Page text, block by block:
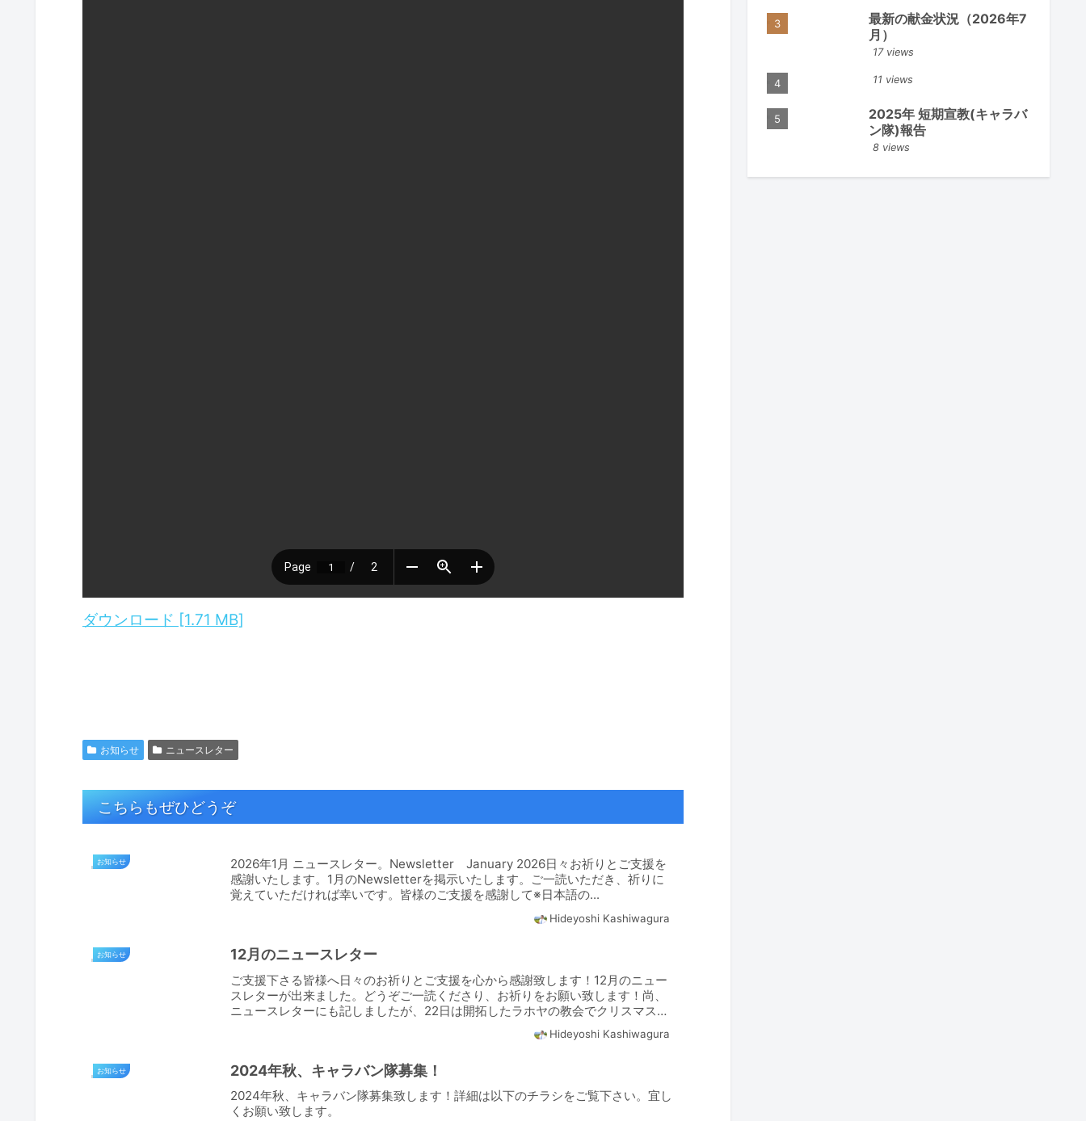
ダウンロード [1.71 MB]
お知らせ ニュースレター
こちらもぜひどうぞ
お知らせ
2026年1月 ニュースレター。Newsletter January 2026日々お祈りとご支援を
感謝いたします。1月のNewsletterを掲示いたします。ご一読いただき、祈りに
覚えていただければ幸いです。皆様のご支援を感謝して※日本語の...
Hideyoshi Kashiwagura
お知らせ 12月のニュースレター
ご支援下さる皆様へ日々のお祈りとご支援を心から感謝致します！12月のニュー
スレターが出来ました。どうぞご一読くださり、お祈りをお願い致します！尚、
ニュースレターにも記しましたが、22日は開拓したラホヤの教会でクリスマス礼
Hideyoshi Kashiwagura
お知らせ 2024年秋、キャラバン隊募集！
2024年秋、キャラバン隊募集致します！詳細は以下のチラシをご覧下さい。宜し
くお願い致します。
最新の献金状況（2026年7
月）
17 views
11 views
2025年 短期宣教(キャラバ
ン隊)報告
8 views